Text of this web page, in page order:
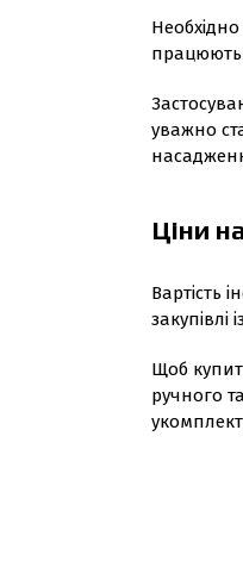
працюють
уважно
Ціни
Вартість
Щоб
ручного